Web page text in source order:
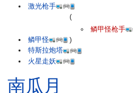
激光枪手
鳞甲怪
(
鳞甲怪枪手
)
特斯拉炮塔
火星走妖
南瓜月